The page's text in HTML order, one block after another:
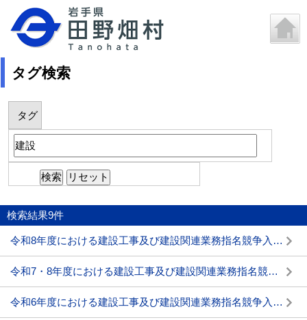
タグ検索
タグ
検索結果9件
令和8年度における建設工事及び建設関連業務指名競争入札参加資格審査申請(中間年申請)の受付について
令和7・8年度における建設工事及び建設関連業務指名競争入札参加資格審査申請の受付について
令和6年度における建設工事及び建設関連業務指名競争入札参加資格審査申請(中間年申請)の受付について